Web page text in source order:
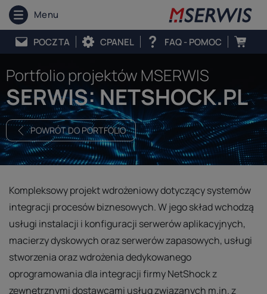
Menu
POCZTA CPANEL FAQ - POMOC
Portfolio projektów MSERWIS
SERWIS: NETSHOCK.PL
POWRÓT DO PORTFOLIO
Kompleksowy projekt wdrożeniowy dotyczący systemów
integracji procesów biznesowych. W jego skład wchodzą
usługi instalacji i konfiguracji serwerów aplikacyjnych,
macierzy dyskowych oraz serwerów zapasowych, usługi
stworzenia oraz wdrożenia dedykowanego
oprogramowania dla integracji firmy NetShock z
zewnętrznymi dostawcami usług związanych m.in. z